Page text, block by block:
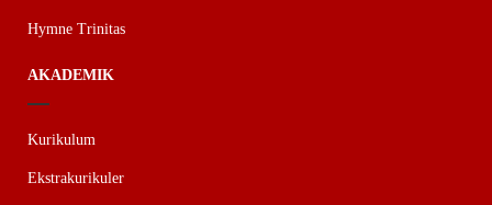
Hymne Trinitas
AKADEMIK
Kurikulum
Ekstrakurikuler